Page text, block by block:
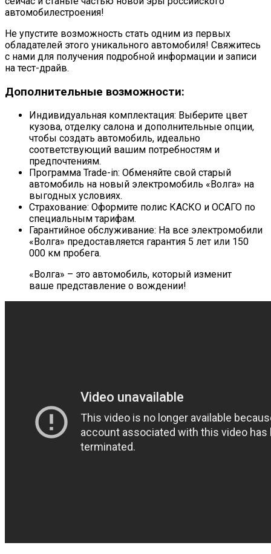
автомобилестроения!
Не упустите возможность стать одним из первых
обладателей этого уникального автомобиля! Свяжитесь
с нами для получения подробной информации и записи
на тест-драйв.
Дополнительные возможности:
Индивидуальная комплектация: Выберите цвет
кузова, отделку салона и дополнительные опции,
чтобы создать автомобиль, идеально
соответствующий вашим потребностям и
предпочтениям.
Программа Trade-in: Обменяйте свой старый
автомобиль на новый электромобиль «Волга» на
выгодных условиях.
Страхование: Оформите полис КАСКО и ОСАГО по
специальным тарифам.
Гарантийное обслуживание: На все электромобили
«Волга» предоставляется гарантия 5 лет или 150
000 км пробега.
«Волга» – это автомобиль, который изменит
ваше представление о вождении!